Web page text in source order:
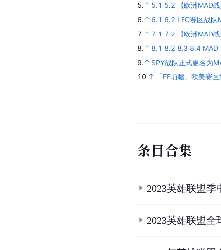
5.
5.1 5.2
【欧洲MAD
6.
6.1 6.2 LEC赛区战队
7.
7.1 7.2
【欧洲MAD
8.
8.1 8.2 8.3 8.4 MAD
9.
SPY战队正式更名为
10.
「FE前瞻」欧美赛
条目合集
2023英雄联盟季
2023英雄联盟全